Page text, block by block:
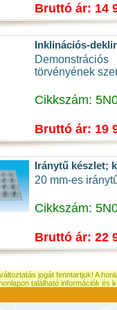
Bruttó ár: 14
Inklinációs-
törvényének
Cikkszám:
Bruttó ár: 19
Iránytű készlet;
20 mm-es
Cikkszám:
Bruttó ár: 22
jogát fenntartjuk! A
található információk és